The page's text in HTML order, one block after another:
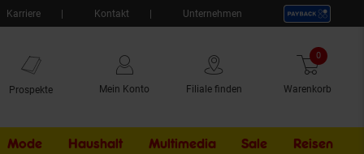
Karriere Kontakt Unternehmen
Prospekte Mein Konto Filiale finden Warenkorb
0 Artikel
Mode Haushalt Multimedia Sale Externer
Reisen